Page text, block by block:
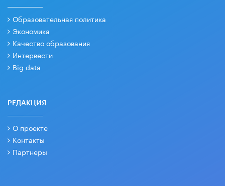
Образовательная политика
Экономика
Качество образования
Интервести
Big data
РЕДАКЦИЯ
О проекте
Контакты
Партнеры